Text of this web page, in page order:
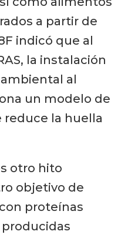
a partir de
indicó que al
la instalación
al
un modelo de
la huella
otro hito
objetivo de
proteínas
producidas